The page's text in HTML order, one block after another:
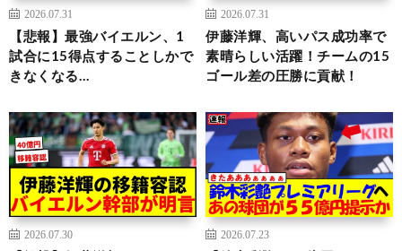
2026.07.31
【悲報】最強バイエルン、1
試合に15得点することしかで
きなくなる…
2026.07.31
伊藤洋輝、高いパス成功率で
素晴らしい活躍！チームの15
ゴール差の圧勝に貢献！
2026.07.30 2026.07.23